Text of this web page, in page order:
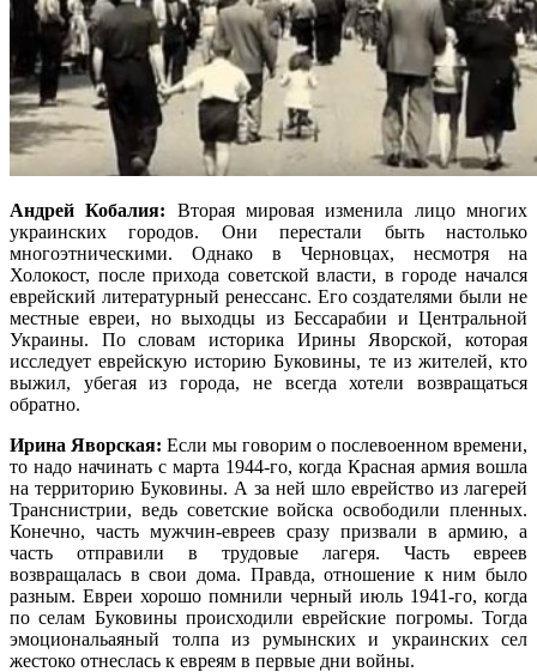
Андрей Кобалия: Вторая мировая изменила лицо многих
украинских городов. Они перестали быть настолько
многоэтническими. Однако в Черновцах, несмотря на
Холокост, после прихода советской власти, в городе начался
еврейский литературный ренессанс. Его создателями были не
местные евреи, но выходцы из Бессарабии и Центральной
Украины. По словам историка Ирины Яворской, которая
исследует еврейскую историю Буковины, те из жителей, кто
выжил, убегая из города, не всегда хотели возвращаться
обратно.
Ирина Яворская: Если мы говорим о послевоенном времени,
то надо начинать с марта 1944-го, когда Красная армия вошла
на территорию Буковины. А за ней шло еврейство из лагерей
Транснистрии, ведь советские войска освободили пленных.
Конечно, часть мужчин-евреев сразу призвали в армию, а
часть отправили в трудовые лагеря. Часть евреев
возвращалась в свои дома. Правда, отношение к ним было
разным. Евреи хорошо помнили черный июль 1941-го, когда
по селам Буковины происходили еврейские погромы. Тогда
эмоциональаяный толпа из румынских и украинских сел
жестоко отнеслась к евреям в первые дни войны.